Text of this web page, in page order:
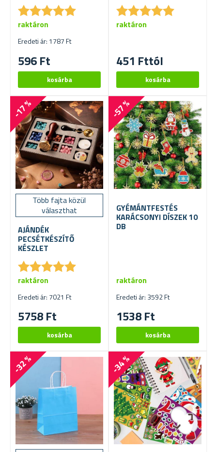
★★★★★
★★★★★
Eredeti ár: 1787 Ft
596 Ft
raktáron
★★★★★
★★★★★
451 Fttól
raktáron
-17 %
Több fajta közül
választhat
AJÁNDÉK
PECSÉTKÉSZÍTŐ
KÉSZLET
★★★★★
★★★★★
Eredeti ár: 7021 Ft
5758 Ft
raktáron
-57 %
GYÉMÁNTFESTÉS
KARÁCSONYI DÍSZEK 10
DB
Eredeti ár: 3592 Ft
1538 Ft
raktáron
-32 % -34 %